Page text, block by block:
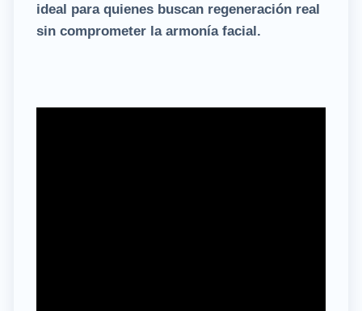
ideal para quienes buscan regeneración real
sin comprometer la armonía facial.